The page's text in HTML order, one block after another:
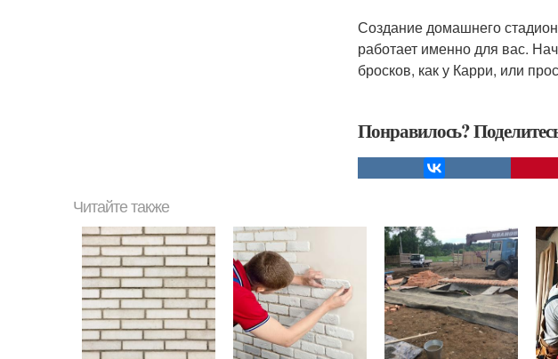
Создание домашнего
работает именно для вас.
бросков, как у Карри, или
Понравилось?
Читайте также